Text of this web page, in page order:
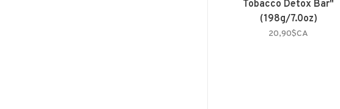
Tobacco Detox Bar"
(198g/7.0oz)
20,90$CA